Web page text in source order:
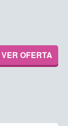
VER OFERTA